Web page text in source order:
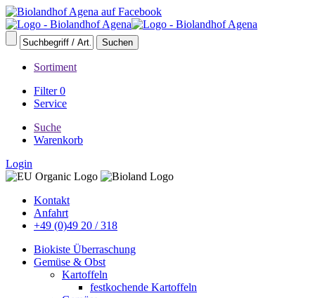
Sortiment
Filter 0
Service
Suche
Warenkorb
Login
Kontakt
Anfahrt
+49 (0)49 20 / 318
Biokiste Überraschung
Gemüse & Obst
Kartoffeln
festkochende Kartoffeln